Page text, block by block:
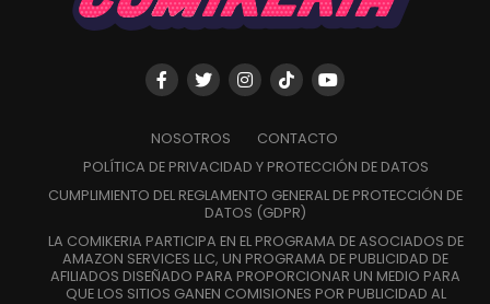
NOSOTROS
CONTACTO
POLÍTICA DE PRIVACIDAD Y PROTECCIÓN DE DATOS
CUMPLIMIENTO DEL REGLAMENTO GENERAL DE PROTECCIÓN DE
DATOS (GDPR)
LA COMIKERIA PARTICIPA EN EL PROGRAMA DE ASOCIADOS DE
AMAZON SERVICES LLC, UN PROGRAMA DE PUBLICIDAD DE
AFILIADOS DISEÑADO PARA PROPORCIONAR UN MEDIO PARA
QUE LOS SITIOS GANEN COMISIONES POR PUBLICIDAD AL